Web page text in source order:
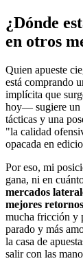
¿Dónde
en otros
Quien apueste
está comprando
implícita que
hoy— sugiere un
tácticas y una
"la calidad
opacada en
Por eso, mi
gana, ni en
mercados
mejores
mucha fricción y
parado y más
la casa de
salir con las